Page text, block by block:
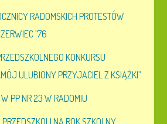
RADOMSKICH PROTESTÓW
’76
KONKURSU
ULUBIONY PRZYJACIEL Z KSIĄŻKI”
PP NR 23 W RADOMIU